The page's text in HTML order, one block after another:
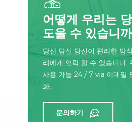
어떻게 우리는
도울 수 있습니
당신 당신 당신이 편리한 방
리에게 연락 할 수 있습니다.
사용 가능 24 / 7 via 이메일
화.
문의하기